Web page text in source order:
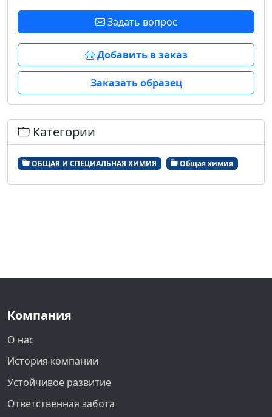
Задать вопрос
Добавить в заказ
Заказать образец
Категории
ОБЩАЯ И СПЕЦИАЛЬНАЯ ХИМИЯ Общая химия
Компания
О нас
История компании
Устойчивое развитие
Ответственная забота